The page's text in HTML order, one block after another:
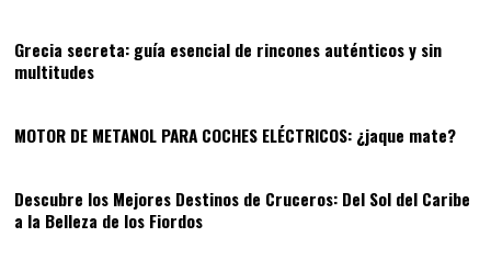
Grecia secreta: guía esencial de rincones auténticos y sin
multitudes
MOTOR DE METANOL PARA COCHES ELÉCTRICOS: ¿jaque mate?
06
Descubre los Mejores Destinos de Cruceros: Del Sol del Caribe
a la Belleza de los Fiordos